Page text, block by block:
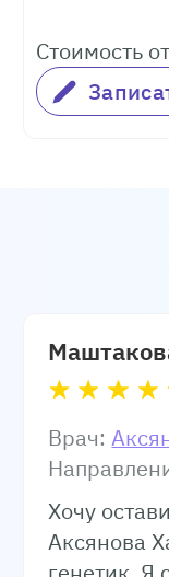
Стоимость
Врач:
Хочу
Аксянова